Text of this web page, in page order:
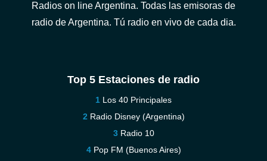
Radios on line Argentina. Todas las emisoras de
radio de Argentina. Tú radio en vivo de cada dia.
Top 5 Estaciones de radio
Los 40 Principales
Radio Disney (Argentina)
Radio 10
Pop FM (Buenos Aires)